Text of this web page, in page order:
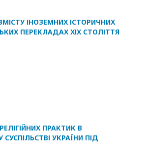
ІНОЗЕМНИХ ІСТОРИЧНИХ
ПЕРЕКЛАДАХ ХІХ СТОЛІТТЯ
ПРАКТИК В
УКРАЇНИ ПІД